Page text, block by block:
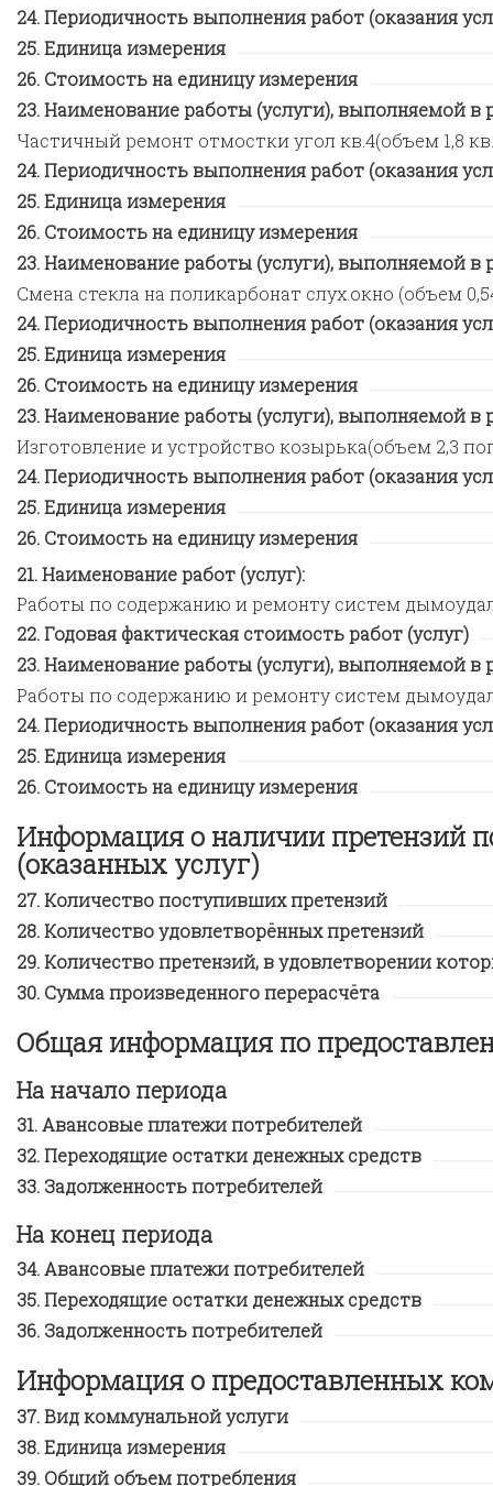
Периодичность выполнения работ (оказания
Единица измерения
Стоимость на единицу измерения
Наименование работы (услуги), выполняемой в
Частичный ремонт отмостки угол кв.4(объем 1,8
Периодичность выполнения работ (оказания
Единица измерения
Стоимость на единицу измерения
Наименование работы (услуги), выполняемой в
Смена стекла на поликарбонат слух.окно (объем
Периодичность выполнения работ (оказания
Единица измерения
Стоимость на единицу измерения
Наименование работы (услуги), выполняемой в
Изготовление и устройство козырька(объем 2,3
Периодичность выполнения работ (оказания
Единица измерения
Стоимость на единицу измерения
Наименование работ (услуг):
Работы по содержанию и ремонту систем
Годовая фактическая стоимость работ (услуг)
Наименование работы (услуги), выполняемой в
Работы по содержанию и ремонту систем
Периодичность выполнения работ (оказания
Единица измерения
Стоимость на единицу измерения
Информация о наличии претензий
(оказанных услуг)
Количество поступивших претензий
Количество удовлетворённых претензий
Количество претензий, в удовлетворении
Сумма произведенного перерасчёта
Общая информация по
На начало периода
Авансовые платежи потребителей
Переходящие остатки денежных средств
Задолженность потребителей
На конец периода
Авансовые платежи потребителей
Переходящие остатки денежных средств
Задолженность потребителей
Информация о предоставленных
Вид коммунальной услуги
Единица измерения
Общий объем потребления